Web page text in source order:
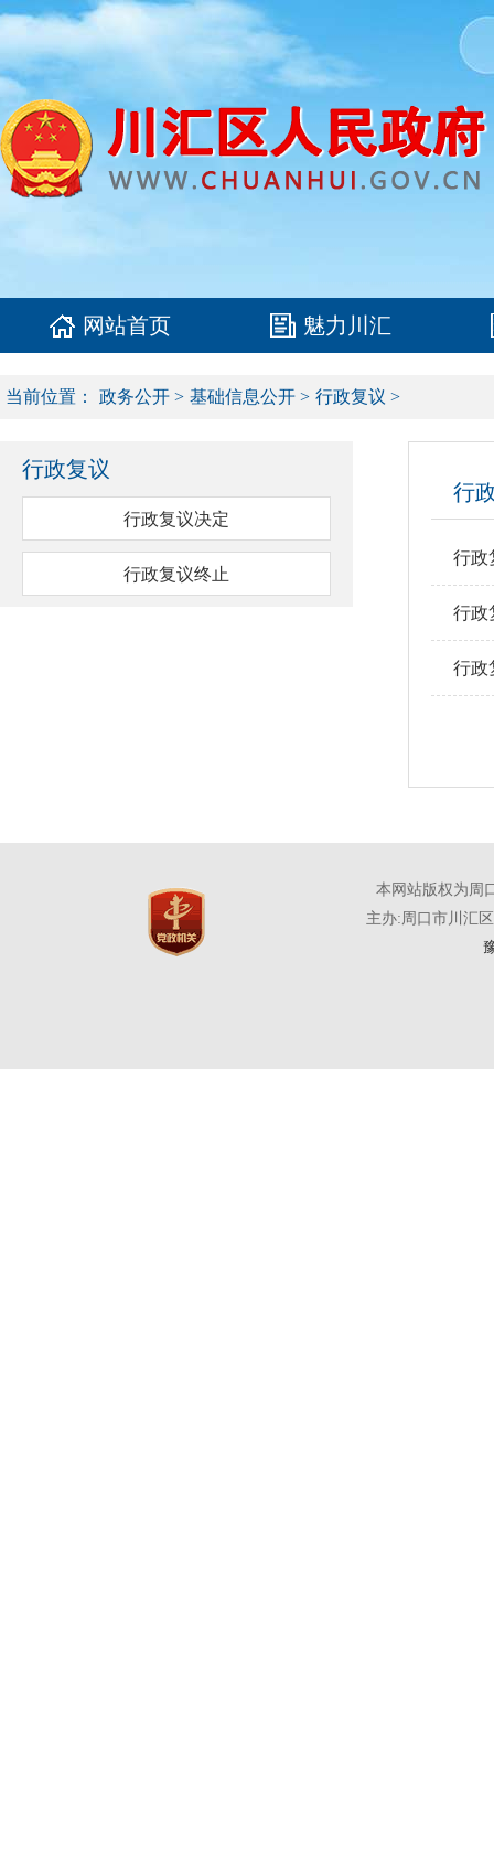
网站首页 魅力川汇
当前位置： 政务公开 > 基础信息公开 > 行政复议 >
行政复议
行政复议决定
行政复议终止
行
行政
行政
行政
本网站版权为周
主办:周口市川汇